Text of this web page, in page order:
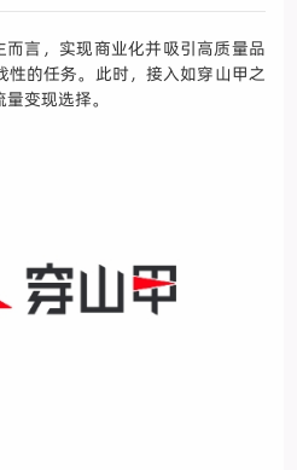
言，实现商业化并吸引高质量品
的任务。此时，接入如穿山甲之
变现选择。